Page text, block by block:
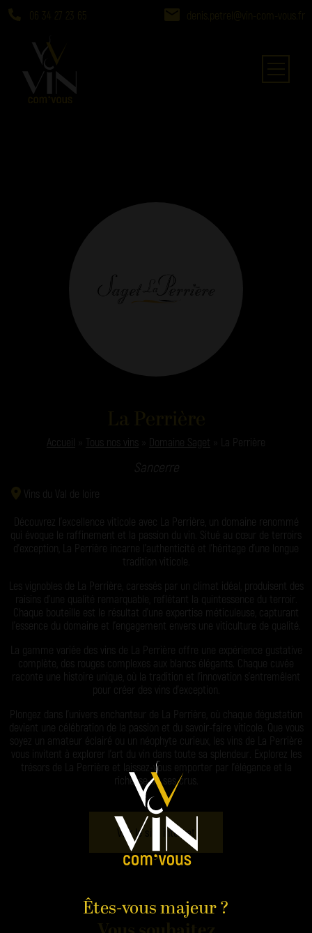
Êtes-vous majeur ?
Accueil Tous nos vins Domaine Saget La Perrière
Sancerre
Vins du Val de loire
Découvrez l’excellence viticole avec La Perrière, un domaine renommé
qui évoque le raffinement et la passion du vin. Situé au cœur de terroirs
d’exception, La Perrière incarne l’authenticité et l’héritage d’une longue
tradition viticole.
Les vignobles de La Perrière, caressés par un climat idéal, produisent des
raisins d’une qualité remarquable, reflétant la quintessence du terroir.
Chaque bouteille est le résultat d’une expertise méticuleuse, capturant
l’essence du domaine et l’engagement envers une viticulture de qualité.
La gamme variée des vins de La Perrière offre une expérience gustative
complète, des rouges complexes aux blancs élégants. Chaque cuvée
raconte une histoire unique, où la tradition et l’innovation s’entremêlent
pour créer des vins d’exception.
Plongez dans l’univers enchanteur de La Perrière, où chaque dégustation
devient une célébration de la passion et du savoir-faire viticole. Que vous
soyez un amateur éclairé ou un néophyte curieux, les vins de La Perrière
vous invitent à explorer l’art du vin dans toute sa splendeur. Explorez les
trésors de La Perrière et laissez-vous emporter par l’élégance et la
richesse de ses crus.
Voir le site internet